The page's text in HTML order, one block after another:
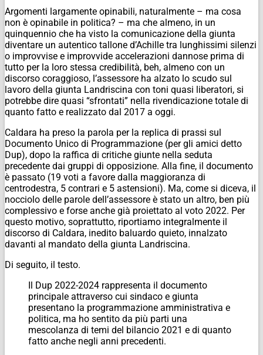
Argomenti largamente opinabili, naturalmente – ma cosa
non è opinabile in politica? – ma che almeno, in un
quinquennio che ha visto la comunicazione della giunta
diventare un autentico tallone d’Achille tra lunghissimi silenzi
o improvvise e improvvide accelerazioni dannose prima di
tutto per la loro stessa credibilità, beh, almeno con un
discorso coraggioso, l’assessore ha alzato lo scudo sul
lavoro della giunta Landriscina con toni quasi liberatori, si
potrebbe dire quasi “sfrontati” nella rivendicazione totale di
quanto fatto e realizzato dal 2017 a oggi.
Caldara ha preso la parola per la replica di prassi sul
Documento Unico di Programmazione (per gli amici detto
Dup), dopo la raffica di critiche giunte nella seduta
precedente dai gruppi di opposizione. Alla fine, il documento
è passato (19 voti a favore dalla maggioranza di
centrodestra, 5 contrari e 5 astensioni). Ma, come si diceva, il
nocciolo delle parole dell’assessore è stato un altro, ben più
complessivo e forse anche già proiettato al voto 2022. Per
questo motivo, soprattutto, riportiamo integralmente il
discorso di Caldara, inedito baluardo quieto, innalzato
davanti al mandato della giunta Landriscina.
Di seguito, il testo.
Il Dup 2022-2024 rappresenta il documento
principale attraverso cui sindaco e giunta
presentano la programmazione amministrativa e
politica, ma ho sentito da più parti una
mescolanza di temi del bilancio 2021 e di quanto
fatto anche negli anni precedenti.